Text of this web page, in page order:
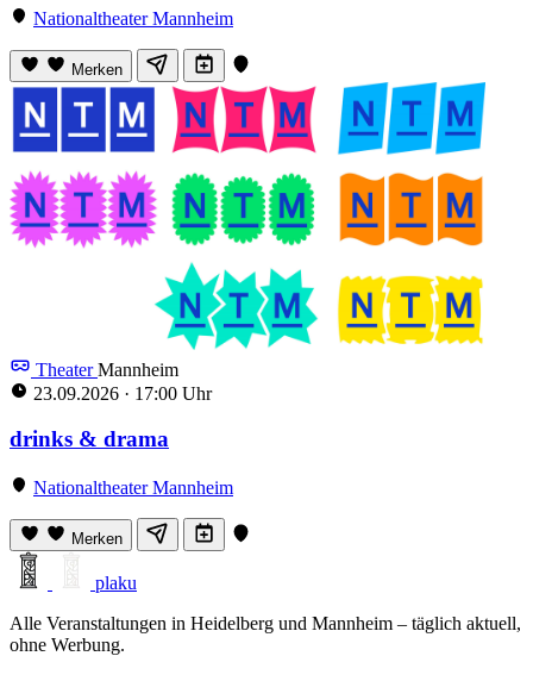
Nationaltheater Mannheim
Merken
TheaterMannheim
23.09.2026 · 17:00 Uhr
drinks & drama
Nationaltheater Mannheim
Merken
plaku
Alle Veranstaltungen in Heidelberg und Mannheim – täglich aktuell,
ohne Werbung.